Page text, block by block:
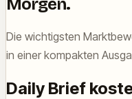
Morgen.
Die wichtigsten
in einer kompakten
Daily Brief